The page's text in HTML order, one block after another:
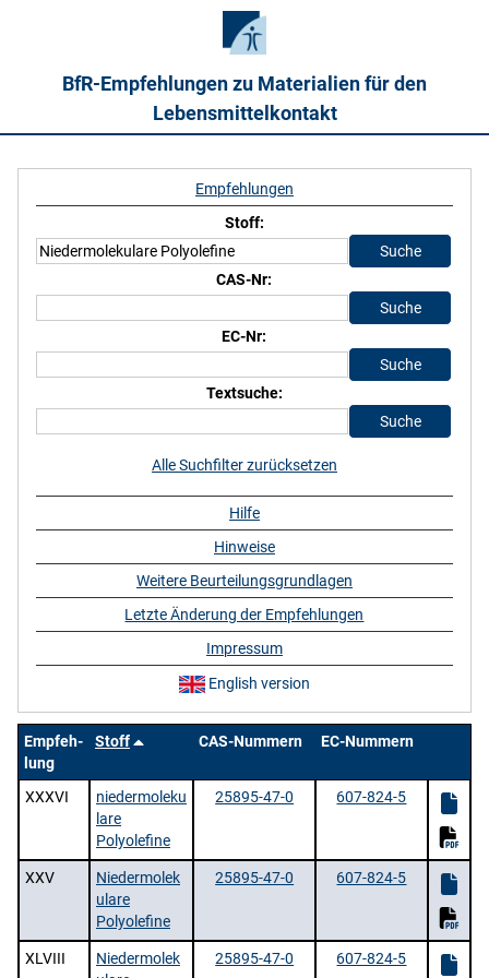
BfR-Empfehlungen zu Materialien für den
Lebensmittelkontakt
Empfeh-
lung
Stoff CAS-Nummern EC-Nummern
XXXVI
niedermoleku
lare
Polyolefine
25895-47-0 607-824-5
XXV
Niedermolek
ulare
Polyolefine
25895-47-0 607-824-5
XLVIII
Niedermolek
25895-47-0 607-824-5
Empfehlungen
Stoff:
CAS-Nr:
EC-Nr:
Textsuche:
Alle Suchfilter zurücksetzen
Hilfe
Hinweise
Weitere Beurteilungsgrundlagen
Letzte Änderung der Empfehlungen
Impressum
English version